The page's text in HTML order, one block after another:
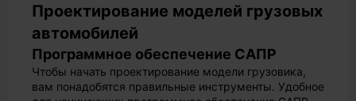
Проектирование моделей грузовых
автомобилей
Программное обеспечение САПР
Чтобы начать проектирование модели грузовика,
вам понадобятся правильные инструменты. Удобное